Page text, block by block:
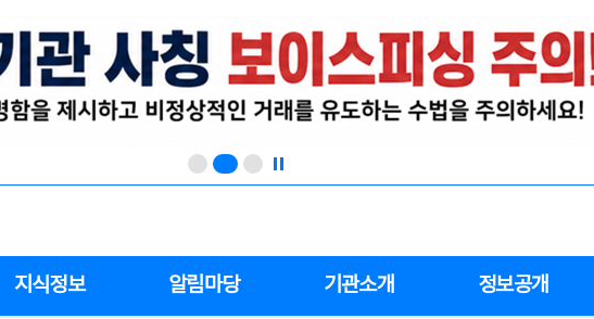
지식정보 알림마당 기관소개 정보공개